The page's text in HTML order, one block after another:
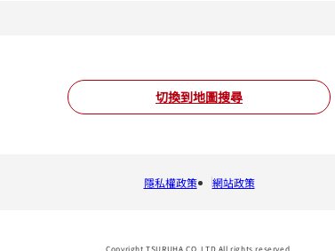
切換到地圖搜尋
隱私權政策 網站政策
Copyright TSURUHA CO.,LTD All rights reserved.